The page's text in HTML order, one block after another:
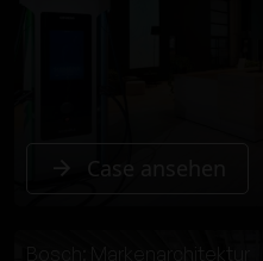
Case ansehen